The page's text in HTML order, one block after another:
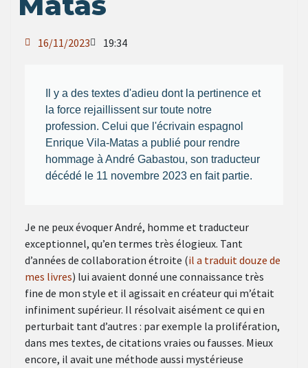
16/11/2023 19:34
Il y a des textes d'adieu dont la pertinence et
la force rejaillissent sur toute notre
profession. Celui que l'écrivain espagnol
Enrique Vila-Matas a publié pour rendre
hommage à André Gabastou, son traducteur
décédé le 11 novembre 2023 en fait partie.
Je ne peux évoquer André, homme et traducteur
exceptionnel, qu’en termes très élogieux. Tant
d’années de collaboration étroite (il a traduit douze de
mes livres) lui avaient donné une connaissance très
fine de mon style et il agissait en créateur qui m’était
infiniment supérieur. Il résolvait aisément ce qui en
perturbait tant d’autres : par exemple la prolifération,
dans mes textes, de citations vraies ou fausses. Mieux
encore, il avait une méthode aussi mystérieuse